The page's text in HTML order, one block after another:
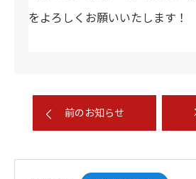
をよろしくお願いいたします！
前のお知らせ